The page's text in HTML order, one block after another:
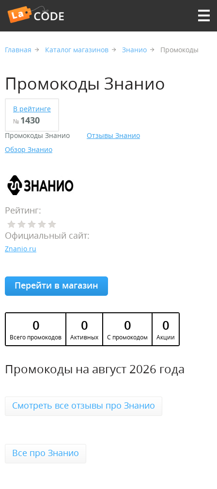
Главная Каталог магазинов Знанио Промокоды
Промокоды Знанио
В рейтинге
№ 1430
Промокоды Знанио
Отзывы Знанио
Обзор Знанио
Рейтинг:
Официальный сайт:
Znanio.ru
Перейти в магазин
0
Всего промокодов
0
Активных
0
С промокодом
0
Акции
Промокоды на август 2026 года
Смотреть все отзывы про Знанио
Все про Знанио